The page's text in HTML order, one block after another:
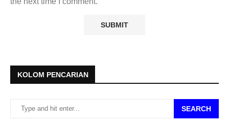
KOLOM PENCARIAN
SEARCH